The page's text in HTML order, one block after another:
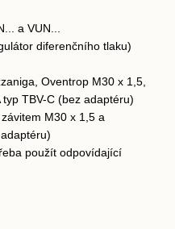
a VUN...
diferenčního tlaku)
Oventrop M30 x 1,5,
TBV-C (bez adaptéru)
M30 x 1,5 a
použít odpovídající